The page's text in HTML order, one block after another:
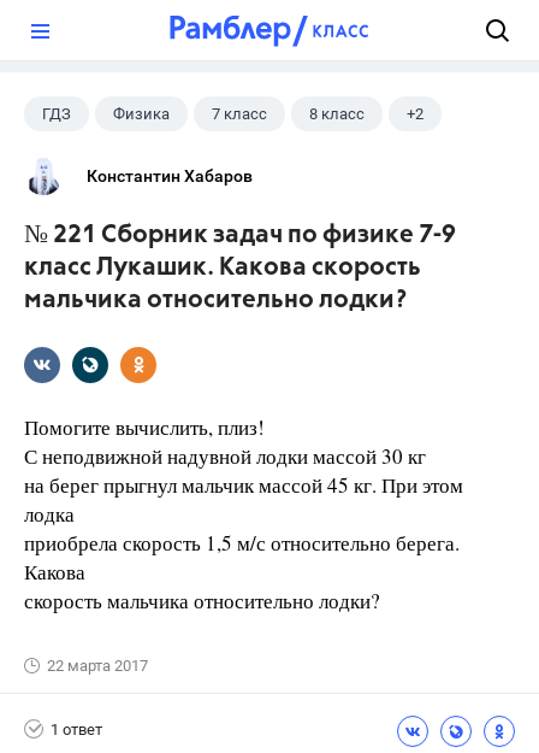
ГДЗ Физика 7 класс 8 класс +2
9 класс
Константин Хабаров
№ 221 Сборник задач по физике 7-9
класс Лукашик. Какова скорость
мальчика относительно лодки?
Помогите вычислить, плиз!
С неподвижной надувной лодки массой 30 кг
на берег прыгнул мальчик массой 45 кг. При этом
лодка
приобрела скорость 1,5 м/с относительно берега.
Какова
скорость мальчика относительно лодки?
22 марта 2017
1 ответ